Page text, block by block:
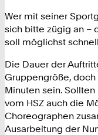
Wer mit seiner
sich bitte zügig an –
soll möglichst
Die Dauer der
Gruppengröße,
Minuten sein.
vom HSZ auch die
Choreographen
Ausarbeitung der